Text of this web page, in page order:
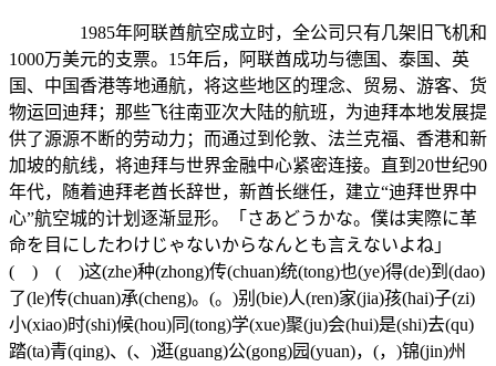
1985年阿联酋航空成立时，全公司只有几架旧飞机和
1000万美元的支票。15年后，阿联酋成功与德国、泰国、英
国、中国香港等地通航，将这些地区的理念、贸易、游客、货
物运回迪拜；那些飞往南亚次大陆的航班，为迪拜本地发展提
供了源源不断的劳动力；而通过到伦敦、法兰克福、香港和新
加坡的航线，将迪拜与世界金融中心紧密连接。直到20世纪90
年代，随着迪拜老酋长辞世，新酋长继任，建立“迪拜世界中
心”航空城的计划逐渐显形。「さあどうかな。僕は実際に革
命を目にしたわけじゃないからなんとも言えないよね」
( ) ( )这(zhe)种(zhong)传(chuan)统(tong)也(ye)得(de)到(dao)
了(le)传(chuan)承(cheng)。(。)别(bie)人(ren)家(jia)孩(hai)子(zi)
小(xiao)时(shi)候(hou)同(tong)学(xue)聚(ju)会(hui)是(shi)去(qu)
踏(ta)青(qing)、(、)逛(guang)公(gong)园(yuan)，(，)锦(jin)州